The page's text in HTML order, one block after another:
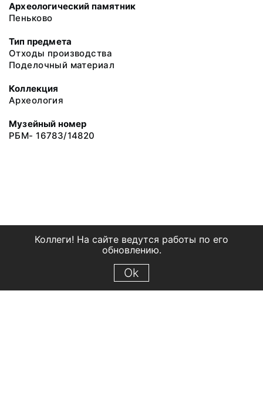
Археологический памятник
Пеньково
Тип предмета
Отходы производства
Поделочный материал
Коллекция
Археология
Музейный номер
РБМ- 16783/14820
Коллеги! На сайте ведутся работы по его
обновлению.
Ok